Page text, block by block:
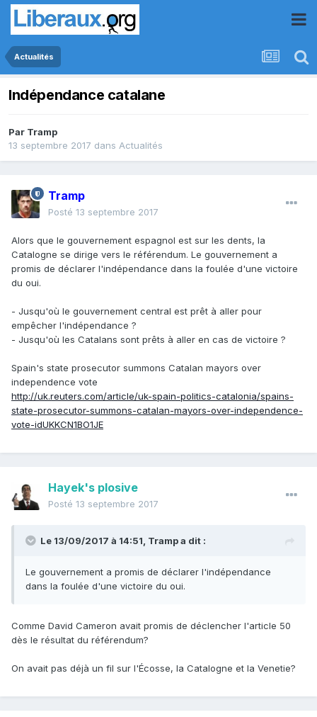
Actualités
Indépendance catalane
Par Tramp
13 septembre 2017 dans Actualités
Tramp
Posté 13 septembre 2017
Alors que le gouvernement espagnol est sur les dents, la
Catalogne se dirige vers le référendum. Le gouvernement a
promis de déclarer l'indépendance dans la foulée d'une victoire
du oui.
- Jusqu'où le gouvernement central est prêt à aller pour
empêcher l'indépendance ?
- Jusqu'où les Catalans sont prêts à aller en cas de victoire ?
Spain's state prosecutor summons Catalan mayors over
independence vote
http://uk.reuters.com/article/uk-spain-politics-catalonia/spains-
state-prosecutor-summons-catalan-mayors-over-independence-
vote-idUKKCN1BO1JE
Hayek's plosive
Posté 13 septembre 2017
Le 13/09/2017 à 14:51, Trampa dit :
Le gouvernement a promis de déclarer l'indépendance
dans la foulée d'une victoire du oui.
Comme David Cameron avait promis de déclencher l'article 50
dès le résultat du référendum?
On avait pas déjà un fil sur l'Écosse, la Catalogne et la Venetie?